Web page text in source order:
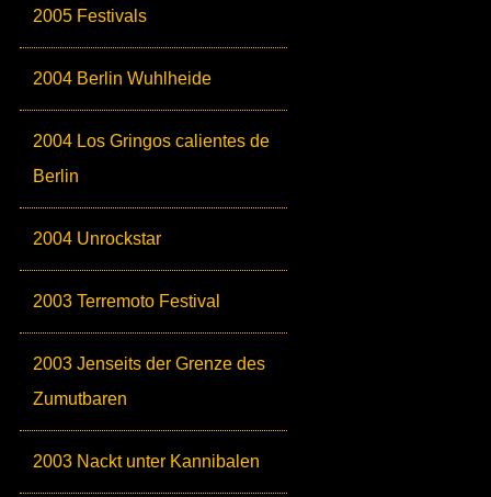
2005 Festivals
2004 Berlin Wuhlheide
2004 Los Gringos calientes de
Berlin
2004 Unrockstar
2003 Terremoto Festival
2003 Jenseits der Grenze des
Zumutbaren
2003 Nackt unter Kannibalen